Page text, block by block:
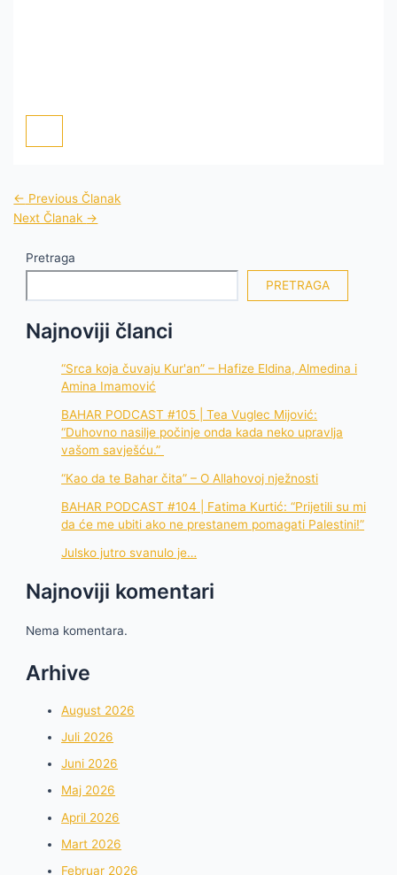
← Previous Članak
Next Članak →
Pretraga
PRETRAGA
Najnoviji članci
“Srca koja čuvaju Kur'an” – Hafize Eldina, Almedina i
Amina Imamović
BAHAR PODCAST #105 | Tea Vuglec Mijović:
“Duhovno nasilje počinje onda kada neko upravlja
vašom savješću.”
“Kao da te Bahar čita” – O Allahovoj nježnosti
BAHAR PODCAST #104 | Fatima Kurtić: “Prijetili su mi
da će me ubiti ako ne prestanem pomagati Palestini!”
Julsko jutro svanulo je…
Najnoviji komentari
Nema komentara.
Arhive
August 2026
Juli 2026
Juni 2026
Maj 2026
April 2026
Mart 2026
Februar 2026